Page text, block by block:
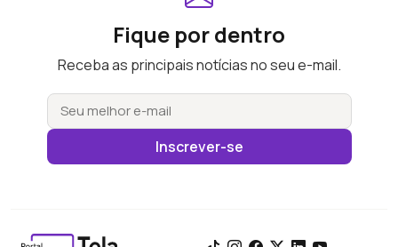
Fique por dentro
Receba as principais notícias no seu e-mail.
Inscrever-se